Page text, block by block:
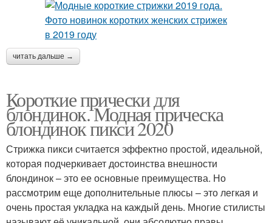
читать дальше →
Короткие прически для
блондинок. Модная прическа
блондинок пикси 2020
Стрижка пикси считается эффектно простой, идеальной,
которая подчеркивает достоинства внешности
блондинок – это ее основные преимущества. Но
рассмотрим еще дополнительные плюсы – это легкая и
очень простая укладка на каждый день. Многие стилисты